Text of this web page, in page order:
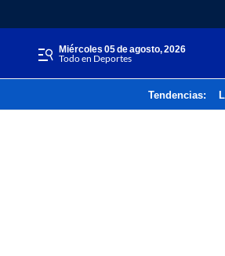
miércoles 05 de agosto, 2026
Todo en Deportes
Tendencias: